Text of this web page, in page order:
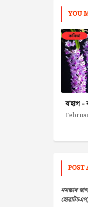
YOU
ব'হাগ -
POST
নমস্কাৰ